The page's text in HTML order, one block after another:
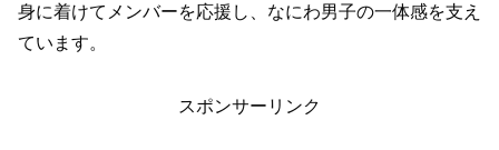
身に着けてメンバーを応援し、なにわ男子の一体感を支え
ています。
スポンサーリンク